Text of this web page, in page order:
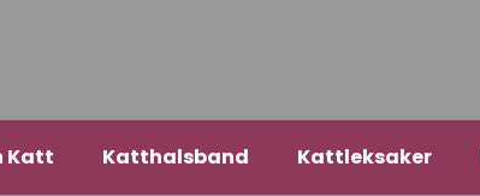
Katt Katthalsband Kattleksaker